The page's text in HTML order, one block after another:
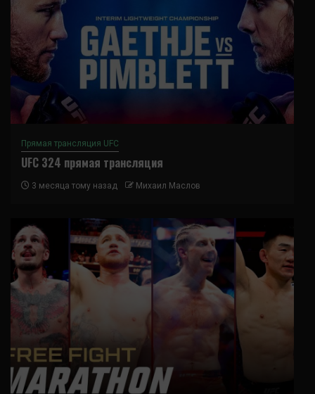
Прямая трансляция UFC
UFC 324 прямая трансляция
3 месяца тому назад Михаил Маслов